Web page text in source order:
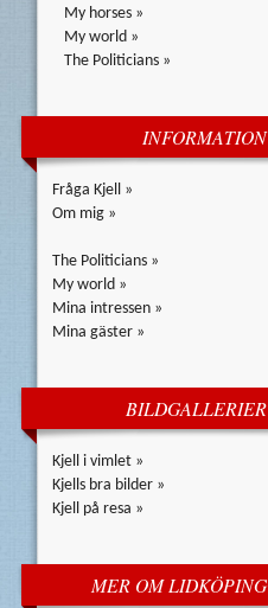
My horses »
My world »
The Politicians »
INFORMATION
Fråga Kjell »
Om mig »
The Politicians »
My world »
Mina intressen »
Mina gäster »
BILDGALLERIER
Kjell i vimlet »
Kjells bra bilder »
Kjell på resa »
MER OM LIDKÖPING